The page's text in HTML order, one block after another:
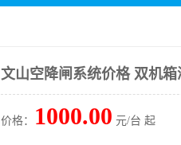
文山空降闸系统价格 双机
价格： 1000.00 元/台 起